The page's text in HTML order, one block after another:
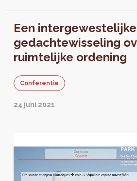
Een intergewestelijke
gedachtewisseling
ruimtelijke ordening
Conferentie
24 juni 2021